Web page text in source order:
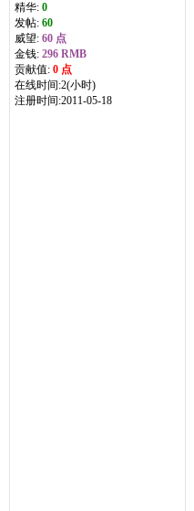
精华: 0
发帖: 60
威望: 60 点
金钱: 296 RMB
贡献值: 0 点
在线时间:2(小时)
注册时间:2011-05-18